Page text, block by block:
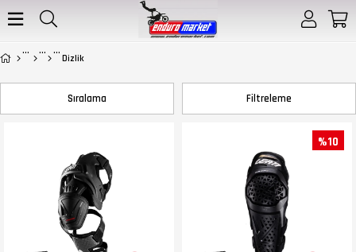
Dizlik
Filtreleme
Sıralama
%10